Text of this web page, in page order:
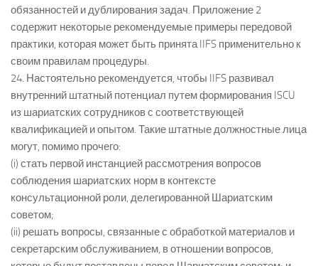
обязанностей и дублирования задач. Приложение 2
содержит некоторые рекомендуемые примеры передовой
практики, которая может быть принята IIFS применительно к
своим правилам процедуры.
24. Настоятельно рекомендуется, чтобы IIFS развивал
внутренний штатный потенциал путем формирования ISCU
из шариатских сотрудников с соответствующей
квалификацией и опытом. Такие штатные должностные лица
могут, помимо прочего:
(i) стать первой инстанцией рассмотрения вопросов
соблюдения шариатских норм в контексте
консультационной роли, делегированной Шариатским
советом;
(ii) решать вопросы, связанные с обработкой материалов и
секретарским обслуживанием, в отношении вопросов,